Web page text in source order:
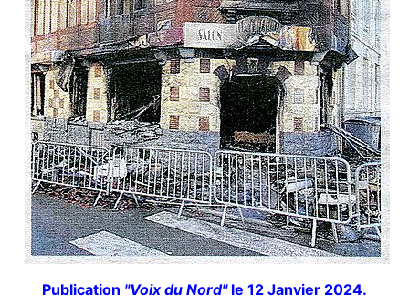
Publication "Voix du Nord"le 12 Janvier 2024.